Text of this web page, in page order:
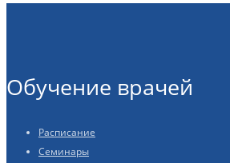
Обучение врачей
Расписание
Семинары